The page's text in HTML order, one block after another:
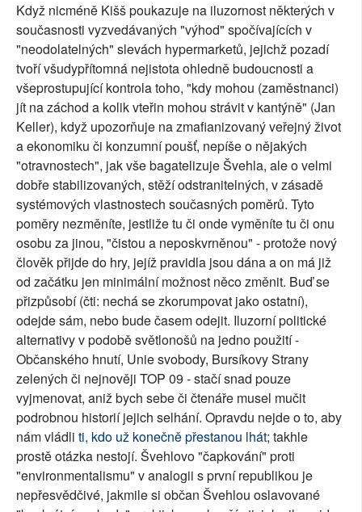
Když nicméně Kišš poukazuje na iluzornost některých v
současnosti vyzvedávaných "výhod" spočívajících v
"neodolatelných" slevách hypermarketů, jejichž pozadí
tvoří všudypřítomná nejistota ohledně budoucnosti a
všeprostupující kontrola toho, "kdy mohou (zaměstnanci)
jít na záchod a kolik vteřin mohou strávit v kantýně" (Jan
Keller), když upozorňuje na zmafianizovaný veřejný život
a ekonomiku či konzumní poušť, nepíše o nějakých
"otravnostech", jak vše bagatelizuje Švehla, ale o velmi
dobře stabilizovaných, stěží odstranitelných, v zásadě
systémových vlastnostech současných poměrů. Tyto
poměry nezměníte, jestliže tu či onde vyměníte tu či onu
osobu za jinou, "čistou a neposkvrněnou" - protože nový
člověk přijde do hry, jejíž pravidla jsou dána a on má již
od začátku jen minimální možnost něco změnit. Buď se
přizpůsobí (čti: nechá se zkorumpovat jako ostatní),
odejde sám, nebo bude časem odejit. Iluzorní politické
alternativy v podobě světlonošů na jedno použití -
Občanského hnutí, Unie svobody, Bursíkovy Strany
zelených či nejnověji TOP 09 - stačí snad pouze
vyjmenovat, aniž bych sebe či čtenáře musel mučit
podrobnou historií jejich selhání. Opravdu nejde o to, aby
nám vládli ti, kdo už konečně přestanou lhát; takhle
prostě otázka nestojí. Švehlovo "čapkování" proti
"environmentalismu" v analogii s první republikou je
nepřesvědčivé, jakmile si občan Švehlou oslavované